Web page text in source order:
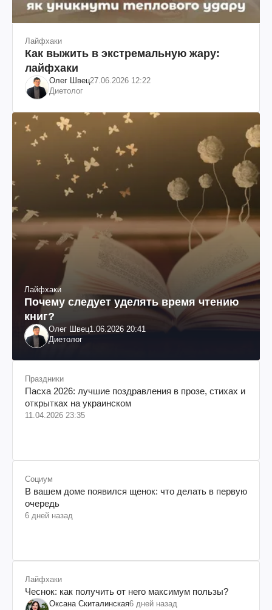
Лайфхаки
Как выжить в экстремальную жару:
лайфхаки
Олег Швец27.06.2026 12:22
Диетолог
Лайфхаки
Почему следует уделять время чтению
книг?
Олег Швец1.06.2026 20:41
Диетолог
Праздники
Пасха 2026: лучшие поздравления в прозе, стихах и
открытках на украинском
11.04.2026 23:35
Социум
В вашем доме появился щенок: что делать в первую
очередь
6 дней назад
Лайфхаки
Чеснок: как получить от него максимум пользы?
Оксана Скиталинская6 дней назад